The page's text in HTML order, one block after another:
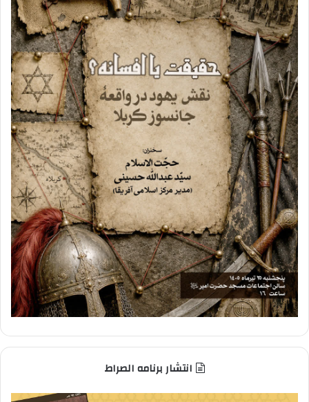
انتشار برنامه الصراط